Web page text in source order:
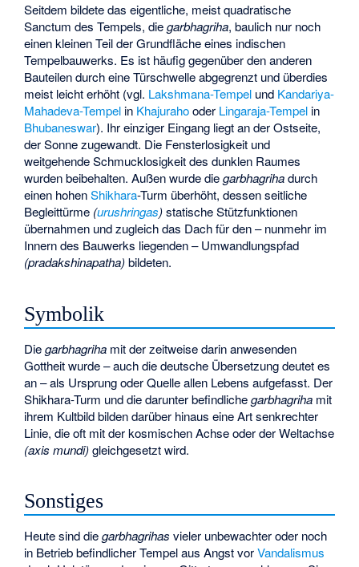
Seitdem bildete das eigentliche, meist quadratische
Sanctum des Tempels, diegarbhagriha, baulich nur noch
einen kleinen Teil der Grundfläche eines indischen
Tempelbauwerks. Es ist häufig gegenüber den anderen
Bauteilen durch eine Türschwelle abgegrenzt und überdies
meist leicht erhöht (vgl. Lakshmana-Tempel und Kandariya-
Mahadeva-Tempel in Khajurahooder Lingaraja-Tempel in
Bhubaneswar). Ihr einziger Eingang liegt an der Ostseite,
der Sonne zugewandt. Die Fensterlosigkeit und
weitgehende Schmucklosigkeit des dunklen Raumes
wurden beibehalten. Außen wurde diegarbhagrihadurch
einen hohenShikhara-Turm überhöht, dessen seitliche
Begleittürme (urushringas)statische Stützfunktionen
übernahmen und zugleich das Dach für den – nunmehr im
Innern des Bauwerks liegenden – Umwandlungspfad
(pradakshinapatha)bildeten.
Symbolik
Diegarbhagriha mit der zeitweise darin anwesenden
Gottheit wurde – auch die deutsche Übersetzung deutet es
an – als Ursprung oder Quelle allen Lebens aufgefasst. Der
Shikhara-Turm und die darunter befindlichegarbhagriha mit
ihrem Kultbild bilden darüber hinaus eine Art senkrechter
Linie, die oft mit der kosmischen Achse oder der Weltachse
(axis mundi)gleichgesetzt wird.
Sonstiges
Heute sind diegarbhagrihas vieler unbewachter oder noch
in Betrieb befindlicher Tempel aus Angst vorVandalismus